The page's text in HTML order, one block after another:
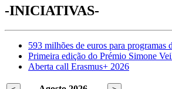
-INICIATIVAS-
593 milhões de euros para programas
Primeira edição do Prémio Simone
Aberta call Erasmus+ 2026